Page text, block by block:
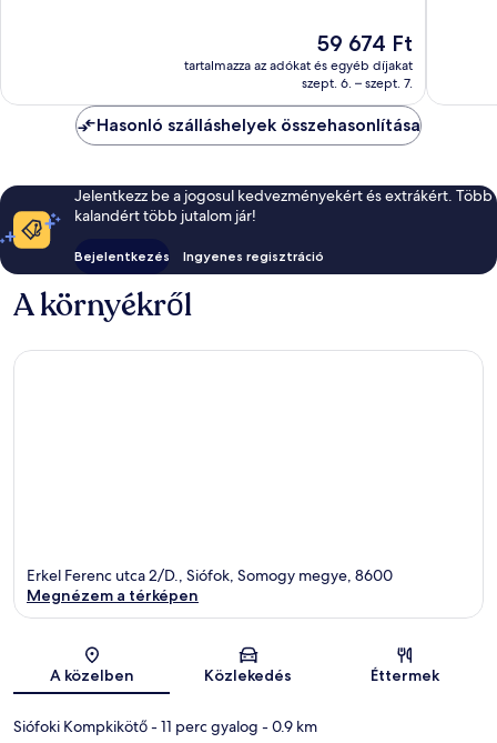
Az
ár
59 674 Ft
59 674 Ft
tartalmazza az adókat és egyéb díjakat
szept. 6. – szept. 7.
Hasonló szálláshelyek összehasonlítása
Jelentkezz be a jogosul kedvezményekért és extrákért. Több
kalandért több jutalom jár!
Bejelentkezés Ingyenes regisztráció
A környékről
Térkép
Erkel Ferenc utca 2/D., Siófok, Somogy megye, 8600
Megnézem a térképen
A közelben Közlekedés Éttermek
Siófoki Kompkikötő- 11 perc gyalog - 0.9 km